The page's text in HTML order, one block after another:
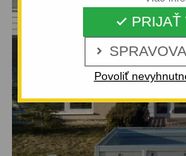

 PRIJAŤ
Povoliť